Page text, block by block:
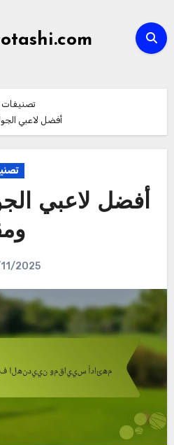
تصنيفات
أفضل لاعبي
أفضل لاعبي
2025